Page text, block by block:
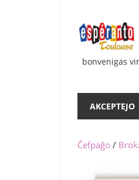
enhavo
bonvenigas
AKCEPTEJO
Ĉefpaĝo /